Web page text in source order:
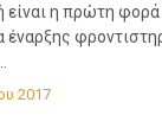
είναι η πρώτη
2017